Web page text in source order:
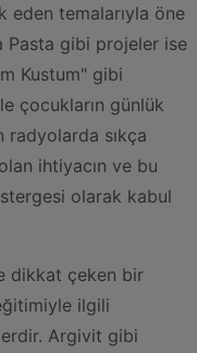
eden temalarıyla öne
Pasta gibi projeler ise
Kustum" gibi
çocukların günlük
radyolarda sıkça
ihtiyacın ve bu
olarak kabul
dikkat çeken bir
ilgili
Argivit gibi